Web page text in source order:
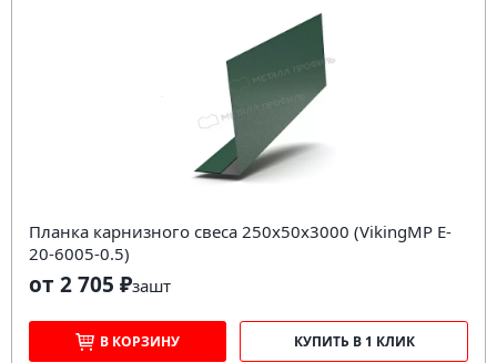
Планка карнизного свеса 250х50х3000 (VikingMP E-
20-6005-0.5)
от 2 705 ₽зашт
В КОРЗИНУ КУПИТЬ В 1 КЛИК